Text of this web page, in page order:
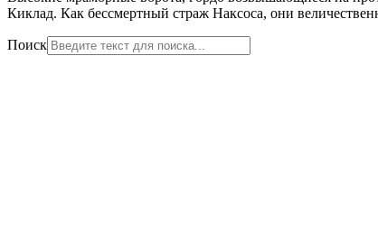
Киклад. Как бессмертный страж Наксоса, они
Поиск